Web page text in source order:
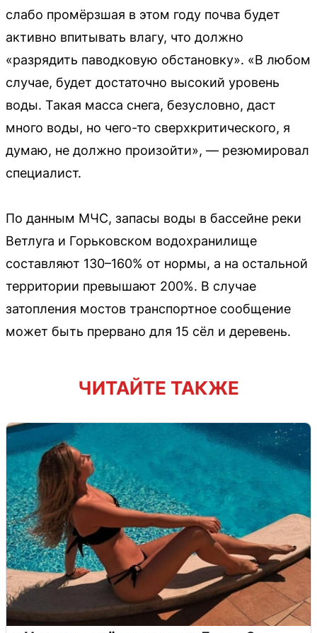
слабо промёрзшая в этом году почва будет
активно впитывать влагу, что должно
«разрядить паводковую обстановку». «В любом
случае, будет достаточно высокий уровень
воды. Такая масса снега, безусловно, даст
много воды, но чего-то сверхкритического, я
думаю, не должно произойти», — резюмировал
специалист.
По данным МЧС, запасы воды в бассейне реки
Ветлуга и Горьковском водохранилище
составляют 130–160% от нормы, а на остальной
территории превышают 200%. В случае
затопления мостов транспортное сообщение
может быть прервано для 15 сёл и деревень.
ЧИТАЙТЕ ТАКЖЕ